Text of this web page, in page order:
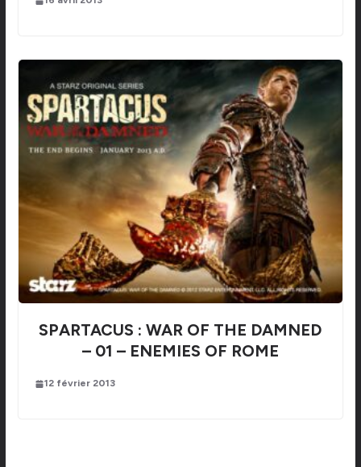
SPARTACUS : WAR OF THE DAMNED
– 01 – ENEMIES OF ROME
12 février 2013